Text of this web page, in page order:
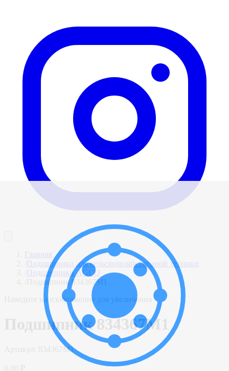
Главная
Подшипники для сельскохозяйственной техники
Подшипники AGCO
Подшипник 834367M1
Наведите на изображение для увеличения
Подшипник 834367M1
834367M1